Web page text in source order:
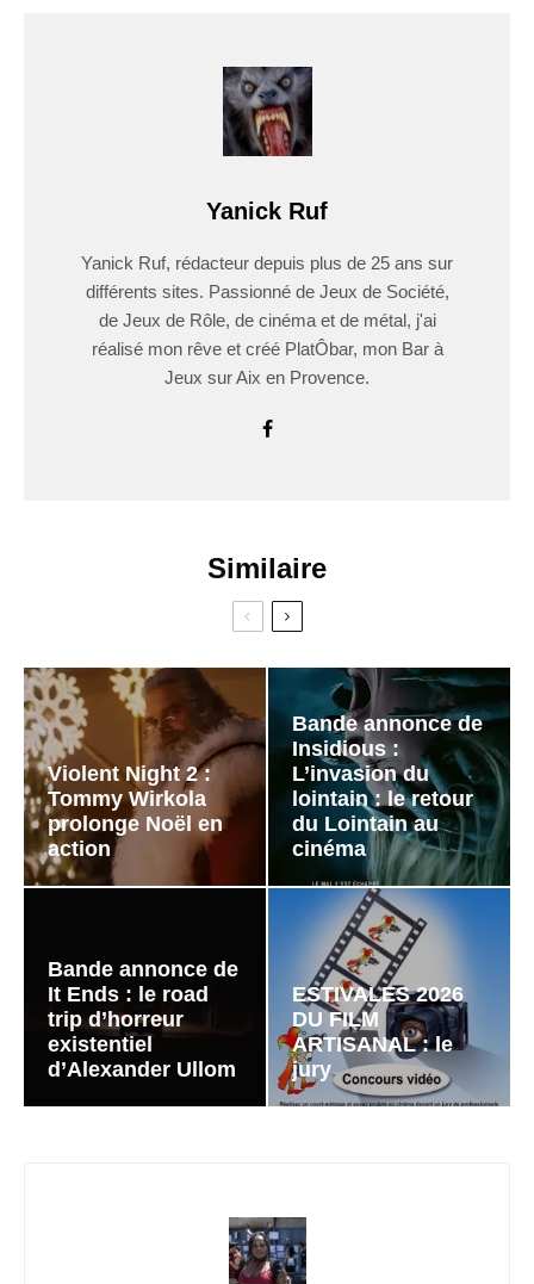
Yanick Ruf
Yanick Ruf, rédacteur depuis plus de 25 ans sur
différents sites. Passionné de Jeux de Société,
de Jeux de Rôle, de cinéma et de métal, j'ai
réalisé mon rêve et créé PlatÔbar, mon Bar à
Jeux sur Aix en Provence.
Similaire
Violent Night 2 :
Tommy Wirkola
prolonge Noël en
action
Bande annonce de
Insidious :
L’invasion du
lointain : le retour
du Lointain au
cinéma
Bande annonce de
It Ends : le road
trip d’horreur
existentiel
d’Alexander Ullom
ESTIVALES 2026
DU FILM
ARTISANAL : le
jury